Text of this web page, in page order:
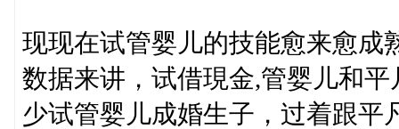
现现在试管婴儿的技能愈来愈成
数据来讲，试借現金,管婴儿和
少试管婴儿成婚生子，过着跟平